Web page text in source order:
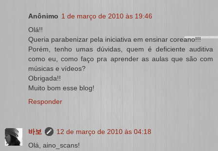
Anônimo 1 de março de 2010 às 19:46
Olá!!
Queria parabenizar pela iniciativa em ensinar coreano!!!
Porém, tenho umas dúvidas, quem é deficiente auditiva
como eu, como faço pra aprender as aulas que são com
músicas e vídeos?
Obrigada!!
Muito bom esse blog!
Responder
바보
12 de março de 2010 às 04:18
Olá, aino_scans!